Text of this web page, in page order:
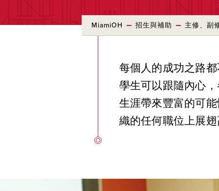
MiamiOH 招生與補助 主修、副
每個人的成功之路
學生可以跟隨內心
生涯帶來豐富的可
織的任何職位上展